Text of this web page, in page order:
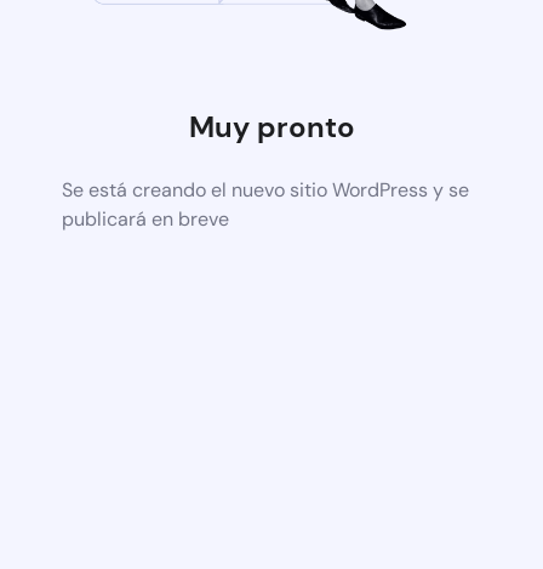
Muy pronto
Se está creando el nuevo sitio WordPress y se
publicará en breve